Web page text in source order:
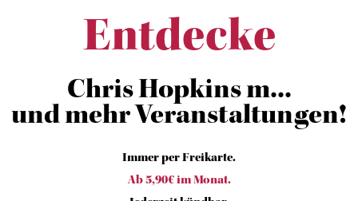
Entdecke
Chris Hopkins m...
und mehr Veranstaltungen!
Immer per Freikarte.
Ab 5,90€ im Monat.